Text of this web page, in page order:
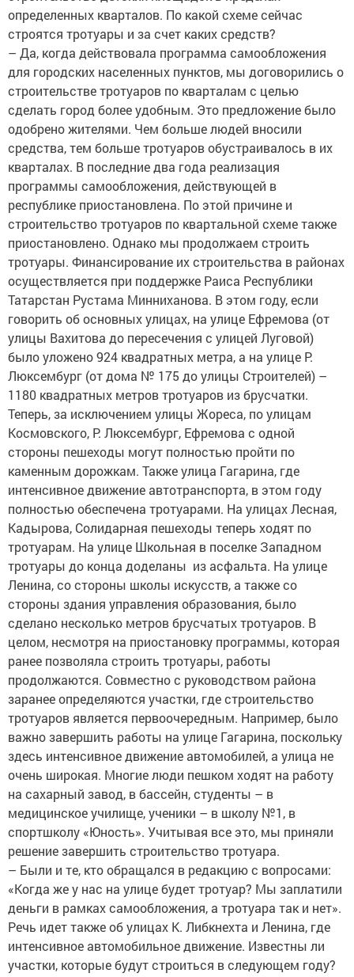
определенных кварталов. По какой схеме сейчас
строятся тротуары и за счет каких средств?
– Да, когда действовала программа самообложения
для городских населенных пунктов, мы договорились о
строительстве тротуаров по кварталам с целью
сделать город более удобным. Это предложение было
одобрено жителями. Чем больше людей вносили
средства, тем больше тротуаров обустраивалось в их
кварталах. В последние два года реализация
программы самообложения, действующей в
республике приостановлена. По этой причине и
строительство тротуаров по квартальной схеме также
приостановлено. Однако мы продолжаем строить
тротуары. Финансирование их строительства в районах
осуществляется при поддержке Раиса Республики
Татарстан Рустама Минниханова. В этом году, если
говорить об основных улицах, на улице Ефремова (от
улицы Вахитова до пересечения с улицей Луговой)
было уложено 924 квадратных метра, а на улице Р.
Люксембург (от дома № 175 до улицы Строителей) –
1180 квадратных метров тротуаров из брусчатки.
Теперь, за исключением улицы Жореса, по улицам
Космовского, Р. Люксембург, Ефремова с одной
стороны пешеходы могут полностью пройти по
каменным дорожкам. Также улица Гагарина, где
интенсивное движение автотранспорта, в этом году
полностью обеспечена тротуарами. На улицах Лесная,
Кадырова, Солидарная пешеходы теперь ходят по
тротуарам. На улице Школьная в поселке Западном
тротуары до конца доделаны из асфальта. На улице
Ленина, со стороны школы искусств, а также со
стороны здания управления образования, было
сделано несколько метров брусчатых тротуаров. В
целом, несмотря на приостановку программы, которая
ранее позволяла строить тротуары, работы
продолжаются. Совместно с руководством района
заранее определяются участки, где строительство
тротуаров является первоочередным. Например, было
важно завершить работы на улице Гагарина, поскольку
здесь интенсивное движение автомобилей, а улица не
очень широкая. Многие люди пешком ходят на работу
на сахарный завод, в бассейн, студенты – в
медицинское училище, ученики – в школу №1, в
спортшколу «Юность». Учитывая все это, мы приняли
решение завершить строительство тротуара.
– Были и те, кто обращался в редакцию с вопросами:
«Когда же у нас на улице будет тротуар? Мы заплатили
деньги в рамках самообложения, а тротуара так и нет».
Речь идет также об улицах К. Либкнехта и Ленина, где
интенсивное автомобильное движение. Известны ли
участки, которые будут строиться в следующем году?